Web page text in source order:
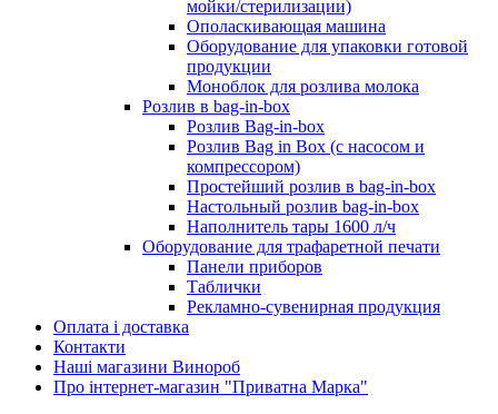
мойки/стерилизации)
Ополаскивающая машина
Оборудование для упаковки готовой
продукции
Моноблок для розлива молока
Розлив в bag-in-box
Розлив Bag-in-box
Розлив Bag in Box (с насосом и
компрессором)
Простейший розлив в bag-in-box
Настольный розлив bag-in-box
Наполнитель тары 1600 л/ч
Оборудование для трафаретной печати
Панели приборов
Таблички
Рекламно-сувенирная продукция
Оплата і доставка
Контакти
Наші магазини Винороб
Про інтернет-магазин "Приватна Марка"